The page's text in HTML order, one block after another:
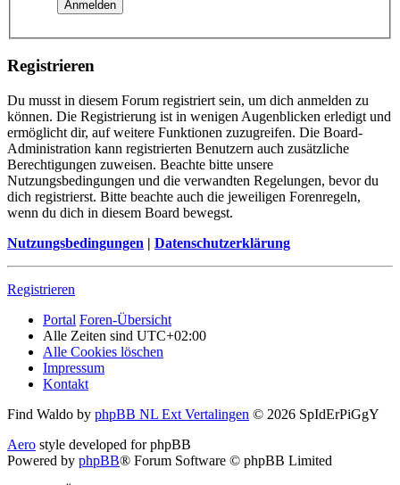
Registrieren
Du musst in diesem Forum registriert sein, um dich anmelden zu
können. Die Registrierung ist in wenigen Augenblicken erledigt und
ermöglicht dir, auf weitere Funktionen zuzugreifen. Die Board-
Administration kann registrierten Benutzern auch zusätzliche
Berechtigungen zuweisen. Beachte bitte unsere
Nutzungsbedingungen und die verwandten Regelungen, bevor du
dich registrierst. Bitte beachte auch die jeweiligen Forenregeln,
wenn du dich in diesem Board bewegst.
Nutzungsbedingungen | Datenschutzerklärung
Registrieren
Portal Foren-Übersicht
Alle Zeiten sind UTC+02:00
Alle Cookies löschen
Impressum
Kontakt
Find Waldo by phpBB NL Ext Vertalingen © 2026 SpIdErPiGgY
Aero style developed for phpBB
Powered by phpBB® Forum Software © phpBB Limited